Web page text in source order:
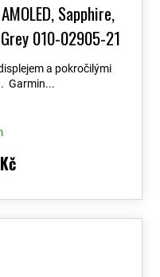
Sapphire,
010-02905-21
+ Topo Czech PRO
a pokročilými
Garmin...